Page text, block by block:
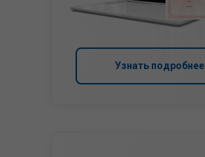
Узнать подробнее